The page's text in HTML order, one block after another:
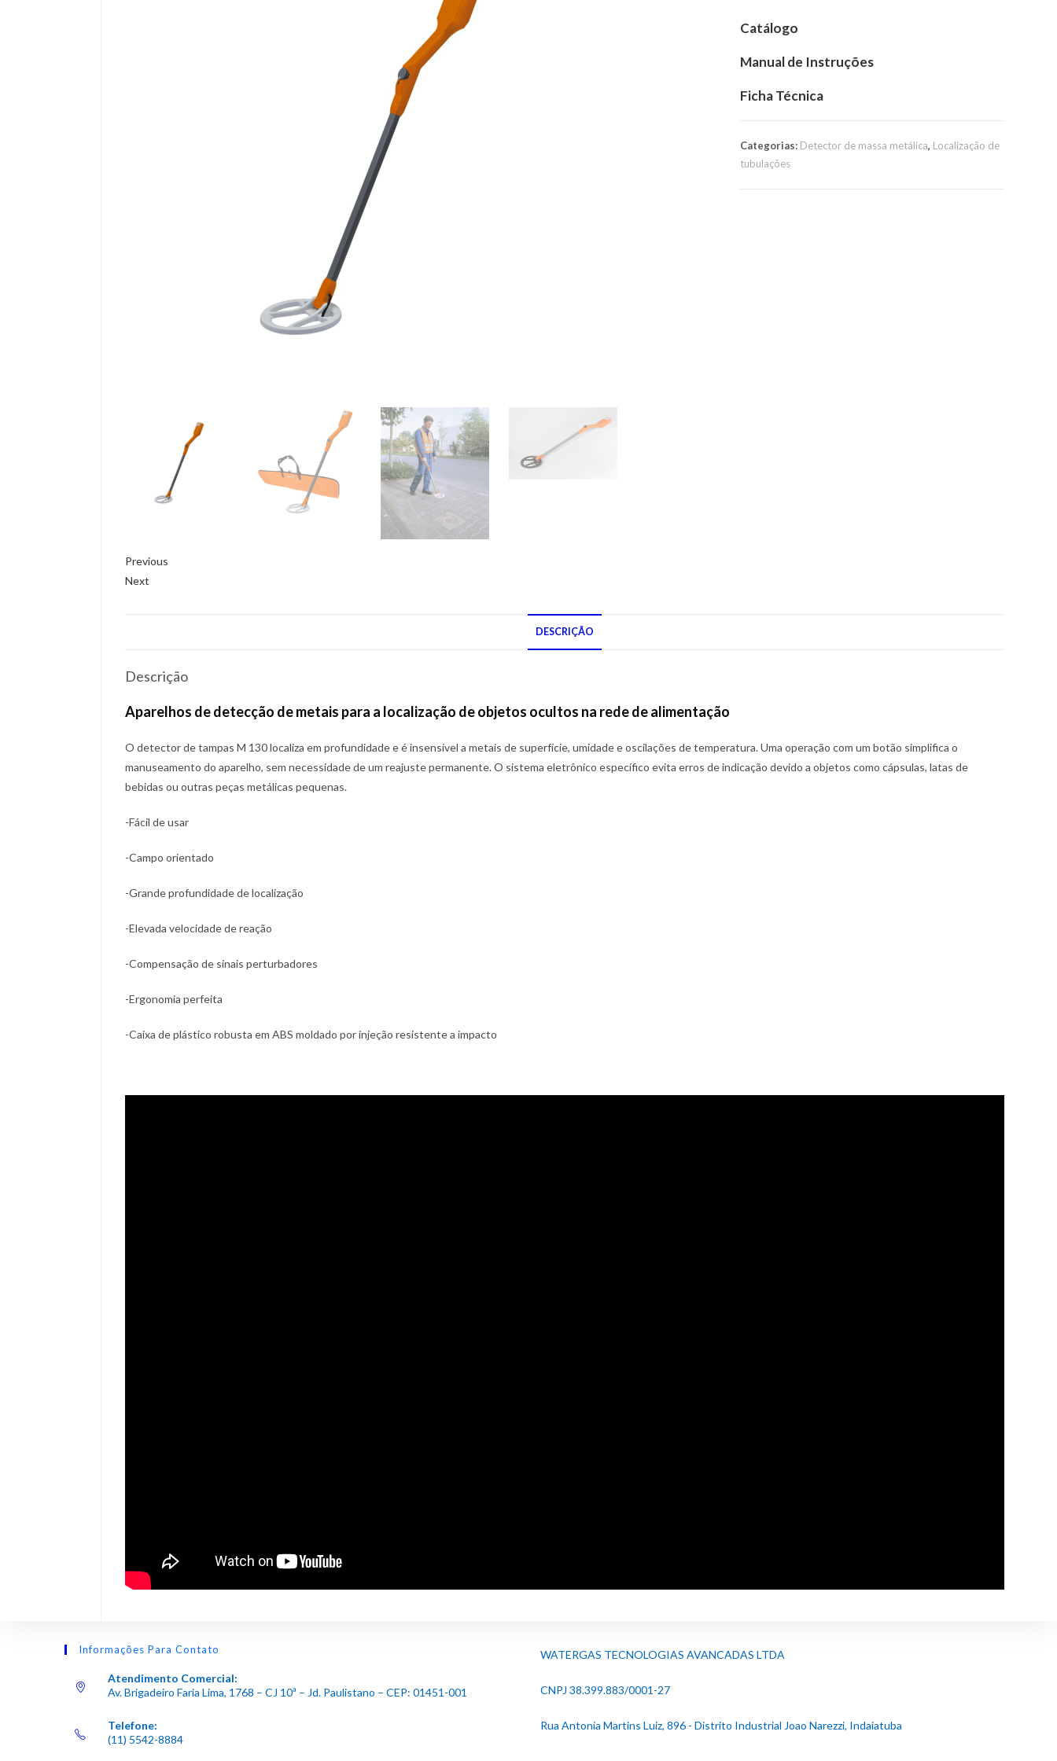
Previous
Next
Catálogo
Manual de Instruções
Ficha Técnica
Categorias: Detector de massa metálica, Localização de
tubulações
DESCRIÇÃO
Descrição
Aparelhos de detecção de metais para a localização de objetos ocultos na rede de alimentação
O detector de tampas M 130 localiza em profundidade e é insensível a metais de superfície, umidade e oscilações de temperatura. Uma operação com um botão simplifica o
manuseamento do aparelho, sem necessidade de um reajuste permanente. O sistema eletrônico específico evita erros de indicação devido a objetos como cápsulas, latas de
bebidas ou outras peças metálicas pequenas.
-Fácil de usar
-Campo orientado
-Grande profundidade de localização
-Elevada velocidade de reação
-Compensação de sinais perturbadores
-Ergonomia perfeita
-Caixa de plástico robusta em ABS moldado por injeção resistente a impacto
Informações Para Contato
Atendimento Comercial:
Av. Brigadeiro Faria Lima, 1768 – CJ 10ª – Jd. Paulistano – CEP: 01451-001
Telefone:
(11) 5542-8884
WATERGAS TECNOLOGIAS AVANCADAS LTDA
CNPJ 38.399.883/0001-27
Rua Antonia Martins Luiz, 896 - Distrito Industrial Joao Narezzi, Indaiatuba